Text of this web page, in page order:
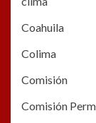
Coahuila
Colima
Comisión
Comisión